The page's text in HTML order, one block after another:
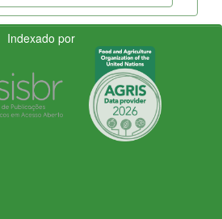
Indexado por